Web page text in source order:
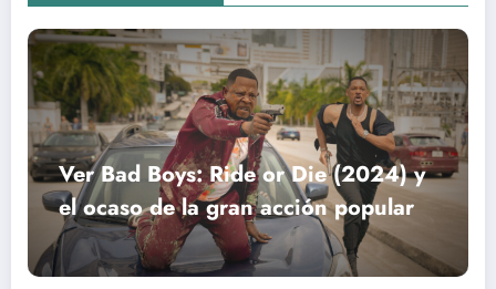
Ver Bad Boys: Ride or Die (2024) y
el ocaso de la gran acción popular